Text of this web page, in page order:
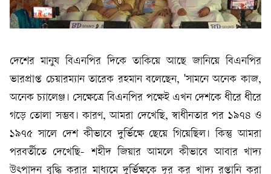
দেশের মানুষ বিএনপির দিকে তাকিয়ে আছে জানিয়ে বিএনপির
ভারপ্রাপ্ত চেয়ারম্যান তারেক রহমান বলেছেন, 'সামনে অনেক কাজ,
অনেক চ্যালেঞ্জ। সেক্ষেত্রে বিএনপির পক্ষেই এখন দেশকে ধীরে ধীরে
গড়ে তোলা সম্ভব। কারণ, আমরা দেখেছি, স্বাধীনতার পর ১৯৭৪ ও
১৯৭৫ সালে দেশ কীভাবে দুর্ভিক্ষে ছেয়ে গিয়েছিল। কিন্তু আমরা
পরবর্তীতে দেখেছি- শহীদ জিয়ার আমলে কীভাবে আবার খাদ্য
উৎপাদন বৃদ্ধি করার মাধ্যমে দুর্ভিক্ষকে দূর কর খাদ্য রপ্তানি করা